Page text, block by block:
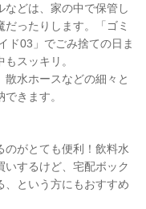
どは、家の中で保管し
ったりします。「ゴミ
ド03」でごみ捨ての日ま
スッキリ。
水ホースなどの細々と
きます。
のがとても便利！飲料水
いするけど、宅配ボック
、という方にもおすすめ